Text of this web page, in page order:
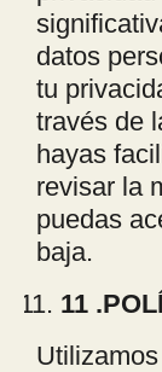
datos
tu
través de
hayas
revisar la
puedas
baja.
11